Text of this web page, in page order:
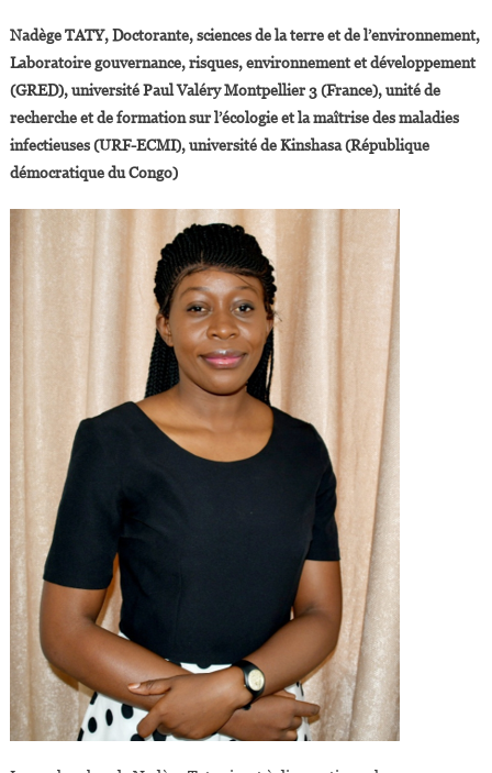
Nadège TATY, Doctorante, sciences de la terre et de l’environnement,
Laboratoire gouvernance, risques, environnement et développement
(GRED), université Paul Valéry Montpellier 3 (France), unité de
recherche et de formation sur l’écologie et la maîtrise des maladies
infectieuses (URF-ECMI), université de Kinshasa (République
démocratique du Congo)